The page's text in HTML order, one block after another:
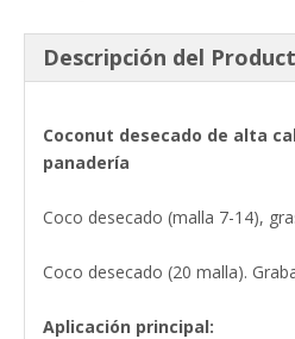
Descripción del
Coconut desecado de alta
panadería
Coco desecado (malla 7-14),
Coco desecado (20 malla).
Aplicación principal: